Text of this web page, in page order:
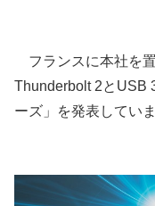
フランスに本社を
Thunderbolt 2とUSB
ーズ」を発表していま